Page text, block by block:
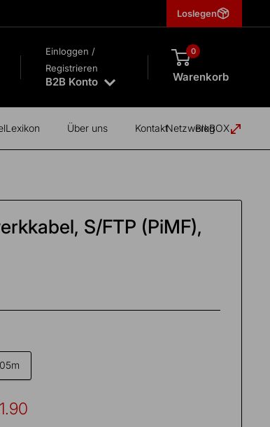
Loslegen
Einloggen /
Registrieren
B2B Konto
0
Warenkorb
Über uns Kontakt Blog
NetzwerkBOX
S/FTP (PiMF),